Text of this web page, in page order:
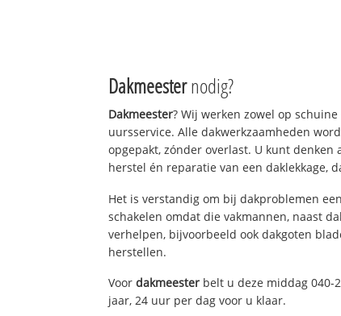
Dakmeesternodig?
Dakmeester? Wij werken zowel op
uursservice. Alle dakwerkzaamheden
opgepakt, zónder overlast. U kunt denken
herstel én reparatie van een daklekkage,
Het is verstandig om bij dakproblemen
schakelen omdat die vakmannen, naast
verhelpen, bijvoorbeeld ook dakgoten
herstellen.
Voordakmeester belt u deze middag 040-
jaar, 24 uur per dag voor u klaar.